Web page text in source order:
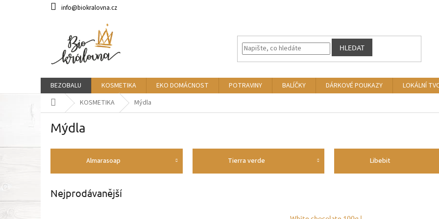
info@biokralovna.cz
HLEDAT
BEZOBALU KOSMETIKA EKO DOMÁCNOST POTRAVINY BALÍČKY DÁRKOVÉ POUKAZY LOKÁLNÍ
Domů KOSMETIKA Mýdla
Mýdla
Almarasoap Tierra verde Libebit
Nejprodávanější